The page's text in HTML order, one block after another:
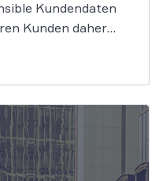
Kundendaten
Kunden daher
Kundendaten
Tochtergesellschaft
könnten
[…]